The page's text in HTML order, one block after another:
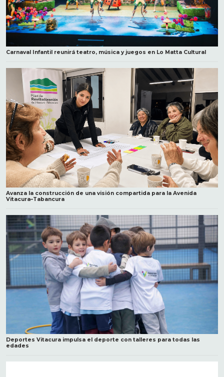
Carnaval Infantil reunirá teatro, música y juegos en Lo Matta Cultural
Avanza la construcción de una visión compartida para la Avenida
Vitacura–Tabancura
Deportes Vitacura impulsa el deporte con talleres para todas las
edades